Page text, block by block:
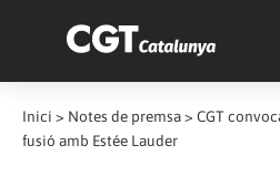
Inici > Notes de premsa> CGT
fusió amb Estée Lauder